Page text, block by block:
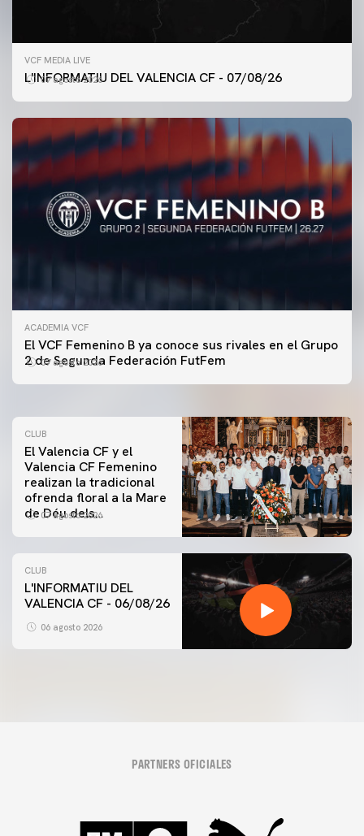
VCF MEDIA LIVE
L'INFORMATIU DEL VALENCIA CF - 07/08/26
07 agosto 2026
ACADEMIA VCF
El VCF Femenino B ya conoce sus rivales en el Grupo
2 de Segunda Federación FutFem
07 agosto 2026
PRIMER EQUIPO
ENTRENAMIENTO DEL VALENCIA CF 7/8/2026
CLUB
El Valencia CF y el
Valencia CF Femenino
realizan la tradicional
ofrenda floral a la Mare
de Déu dels
07 agosto 2026
CLUB
L'INFORMATIU DEL
VALENCIA CF - 06/08/26
06 agosto 2026
PARTNERS OFICIALES